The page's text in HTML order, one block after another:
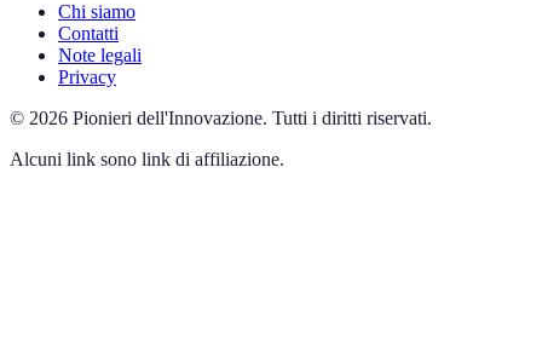
Chi siamo
Contatti
Note legali
Privacy
© 2026 Pionieri dell'Innovazione. Tutti i diritti riservati.
Alcuni link sono link di affiliazione.